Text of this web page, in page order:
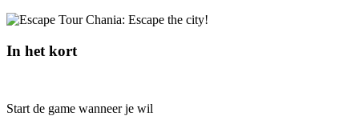
In het kort
Start de game wanneer je wil